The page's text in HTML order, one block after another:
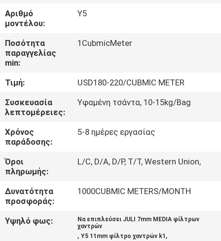
ΕΠΙΣΚΕΨΉ
ΕΡΓΟΣΤΑΣΊΟΥ
ΈΛΕΓΧΟΣ
ΠΟΙΌΤΗΤΑΣ
ΕΠΙΚΟΙΝΩΝΉΣΤΕ
ΜΑΖΊ
ΜΑΣ
ΖΗΤΉΣΤΕ
ΜΙΑ
ΠΡΟΣΦΟΡΆ
Αριθμό
μοντέλου:
Y5
Ποσότητα
παραγγελίας
min:
1CubmicMeter
Τιμή:
USD180-220/CUBMIC METER
Συσκευασία
λεπτομέρειες:
Υφαμένη τσάντα, 10-15kg/Bag
Χρόνος
παράδοσης:
5-8 ημέρες εργασίας
Όροι
πληρωμής:
L/C, D/A, D/P, T/T, Western Union,
Δυνατότητα
προσφοράς:
1000CUBMIC METERS/MONTH
Υψηλό φως:
Να επιπλεύσει JULI 7mm MEDIA φίλτρων
χαντρών
,Y5 11mm φίλτρο χαντρών k1 ,